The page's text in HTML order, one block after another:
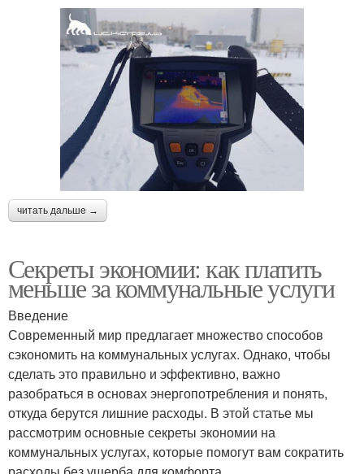
читать дальше →
Секреты экономии: как платить
меньше за коммунальные услуги
Введение
Современный мир предлагает множество способов
сэкономить на коммунальных услугах. Однако, чтобы
сделать это правильно и эффективно, важно
разобраться в основах энергопотребления и понять,
откуда берутся лишние расходы. В этой статье мы
рассмотрим основные секреты экономии на
коммунальных услугах, которые помогут вам сократить